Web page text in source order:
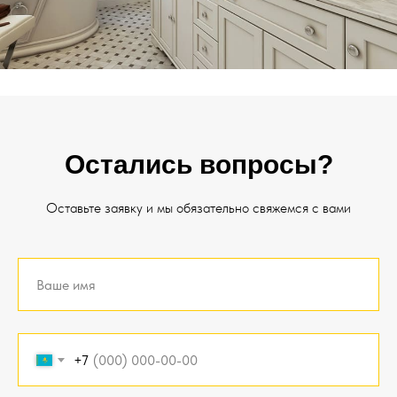
Остались вопросы?
Оставьте заявку и мы обязательно свяжемся с вами
+7